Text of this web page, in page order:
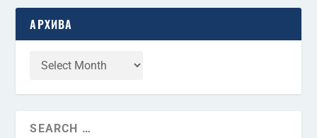
АРХИВА